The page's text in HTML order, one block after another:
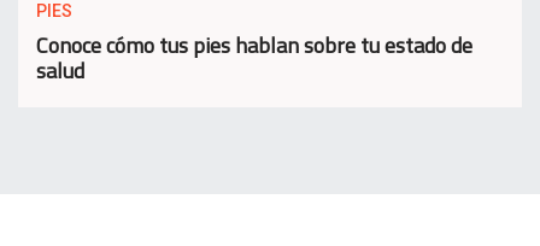
PIES
Conoce cómo tus pies hablan sobre tu estado de
salud